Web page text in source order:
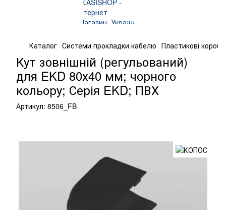
Каталог Системи прокладки кабелю Пластикові короба
Кут зовнішній (регульований)
для EKD 80х40 мм; чорного
кольору; Серія EKD; ПВХ
Артикул: 8506_FB